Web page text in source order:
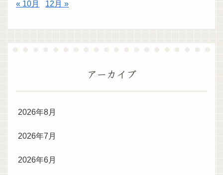
« 10月 12月 »
アーカイブ
2026年8月
2026年7月
2026年6月